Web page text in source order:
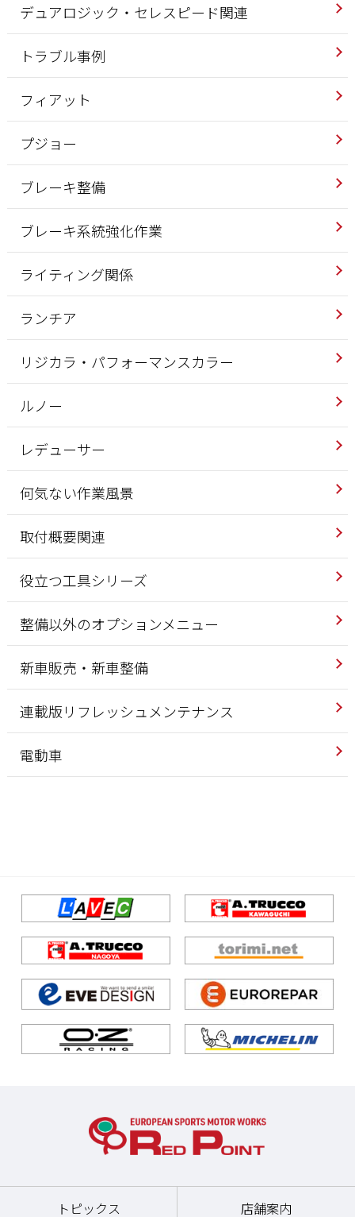
デュアロジック・セレスピード関連
トラブル事例
フィアット
プジョー
ブレーキ整備
ブレーキ系統強化作業
ライティング関係
ランチア
リジカラ・パフォーマンスカラー
ルノー
レデューサー
何気ない作業風景
取付概要関連
役立つ工具シリーズ
整備以外のオプションメニュー
新車販売・新車整備
連載版リフレッシュメンテナンス
電動車
トピックス 店舗案内